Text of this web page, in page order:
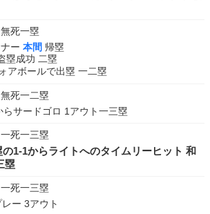
無死一塁
ー 本間 帰塁
塁成功 二塁
アボールで出塁 一二塁
無死一二塁
サードゴロ 1アウト一三塁
一死一三塁
1-1からライトへのタイムリーヒット 和
塁
一死一三塁
ー 3アウト